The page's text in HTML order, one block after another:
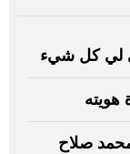
لي كل شيء
هويته
صلاح